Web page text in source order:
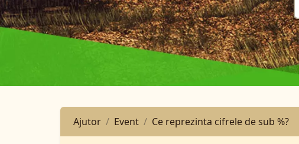
Ajutor Event Ce reprezinta cifrele de sub %?